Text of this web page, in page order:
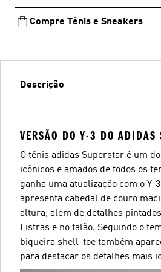
Compre Tênis e Sneakers
Descrição
VERSÃO DO Y-3 DO ADIDAS
O tênis adidas Superstar é um
icônicos e amados de todos os
ganha uma atualização com o Y-
apresenta cabedal de couro
altura, além de detalhes
Listras e no talão. Seguindo o
biqueira shell-toe também
para destacar os detalhes mais